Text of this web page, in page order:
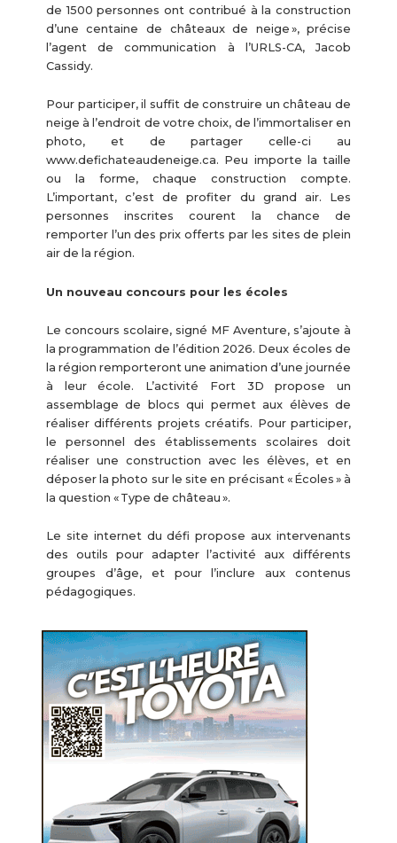
de 1500 personnes ont contribué à la construction
d’une centaine de châteaux de neige », précise
l’agent de communication à l’URLS-CA, Jacob
Cassidy.
Pour participer, il suffit de construire un château de
neige à l’endroit de votre choix, de l’immortaliser en
photo, et de partager celle-ci au
www.defichateaudeneige.ca. Peu importe la taille
ou la forme, chaque construction compte.
L’important, c’est de profiter du grand air. Les
personnes inscrites courent la chance de
remporter l’un des prix offerts par les sites de plein
air de la région.
Un nouveau concours pour les écoles
Le concours scolaire, signé MF Aventure, s’ajoute à
la programmation de l’édition 2026. Deux écoles de
la région remporteront une animation d’une journée
à leur école. L’activité Fort 3D propose un
assemblage de blocs qui permet aux élèves de
réaliser différents projets créatifs. Pour participer,
le personnel des établissements scolaires doit
réaliser une construction avec les élèves, et en
déposer la photo sur le site en précisant « Écoles » à
la question « Type de château ».
Le site internet du défi propose aux intervenants
des outils pour adapter l’activité aux différents
groupes d’âge, et pour l’inclure aux contenus
pédagogiques.